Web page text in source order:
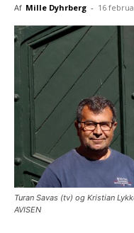
Af Mille Dyhrberg - 16
Turan Savas (tv) og Kristian
AVISEN